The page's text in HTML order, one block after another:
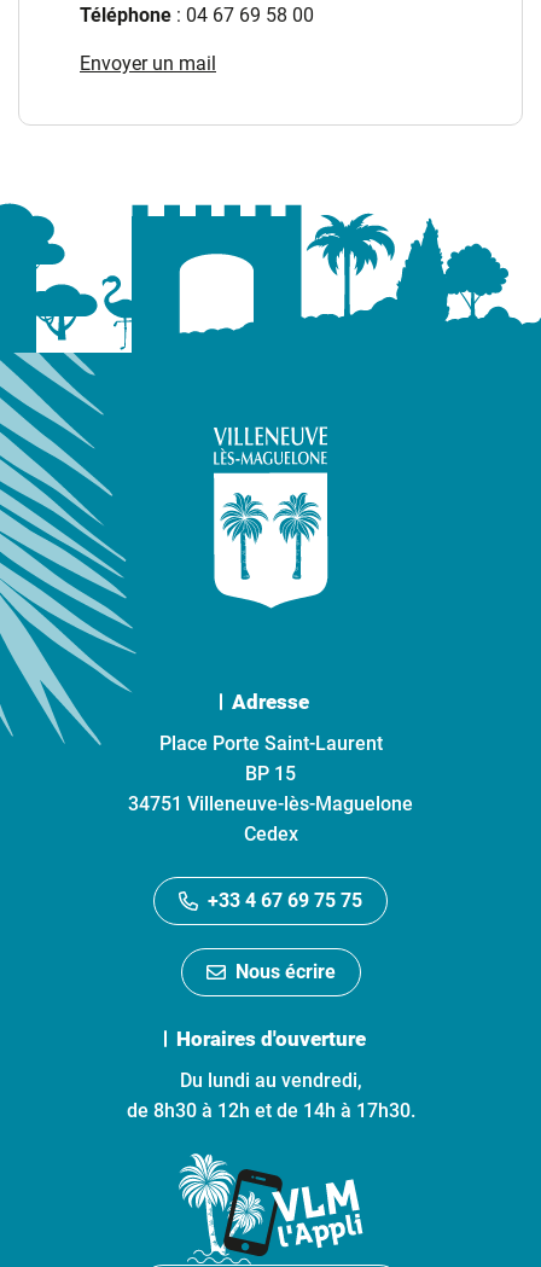
Téléphone : 04 67 69 58 00
Envoyer un mail
Adresse
Place Porte Saint-Laurent
BP 15
34751 Villeneuve-lès-Maguelone
Cedex
+33 4 67 69 75 75
Nous écrire
Horaires d'ouverture
Du lundi au vendredi,
de 8h30 à 12h et de 14h à 17h30.